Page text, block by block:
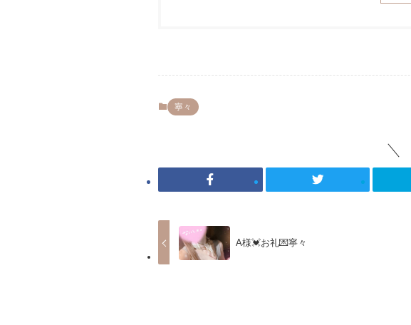
寧々
A様💓お礼💌寧々